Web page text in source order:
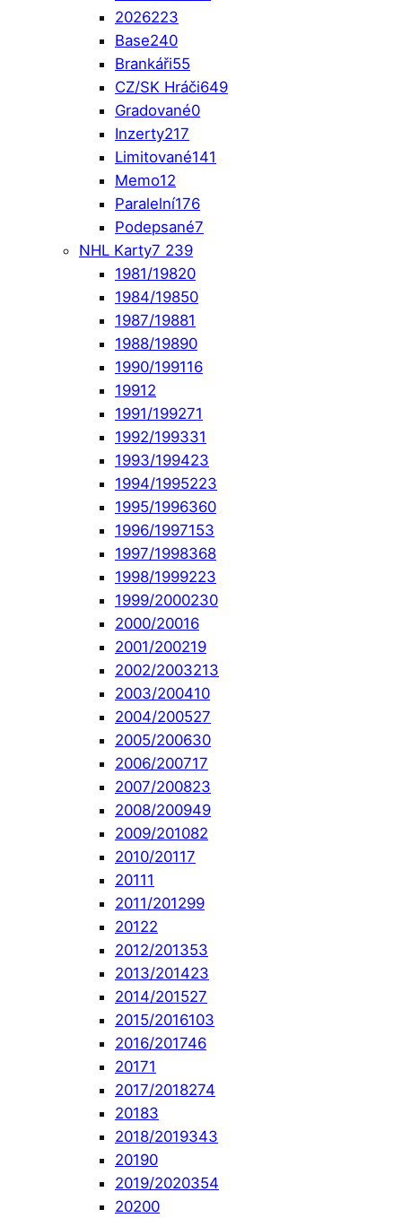
2026223
Base240
Brankáři55
CZ/SK Hráči649
Gradované0
Inzerty217
Limitované141
Memo12
Paralelní176
Podepsané7
NHL Karty7 239
1981/19820
1984/19850
1987/19881
1988/19890
1990/199116
19912
1991/199271
1992/199331
1993/199423
1994/1995223
1995/1996360
1996/1997153
1997/1998368
1998/1999223
1999/2000230
2000/20016
2001/200219
2002/2003213
2003/200410
2004/200527
2005/200630
2006/200717
2007/200823
2008/200949
2009/201082
2010/20117
20111
2011/201299
20122
2012/201353
2013/201423
2014/201527
2015/2016103
2016/201746
20171
2017/2018274
20183
2018/2019343
20190
2019/2020354
20200